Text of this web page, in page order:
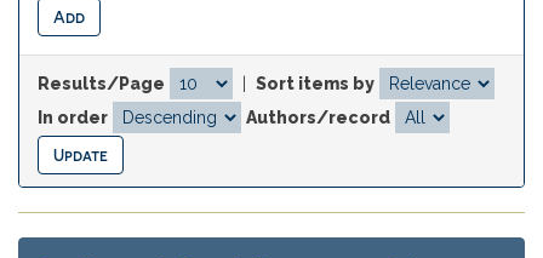
Results/Page
Sort items by
In order
Authors/record